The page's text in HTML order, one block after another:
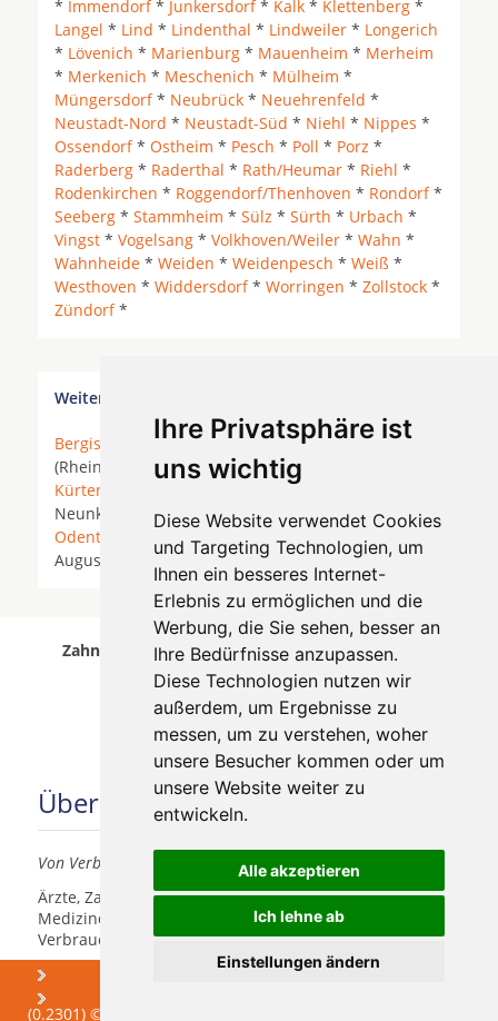
Ihre Privatsphäre ist
uns wichtig
Diese Website verwendet Cookies
und Targeting Technologien, um
Ihnen ein besseres Internet-
Erlebnis zu ermöglichen und die
Werbung, die Sie sehen, besser an
Ihre Bedürfnisse anzupassen.
Diese Technologien nutzen wir
außerdem, um Ergebnisse zu
messen, um zu verstehen, woher
unsere Besucher kommen oder um
unsere Website weiter zu
entwickeln.
Alle akzeptieren
Ich lehne ab
Einstellungen ändern
* Immendorf* Junkersdorf* Kalk * Klettenberg *
Langel * Lind * Lindenthal * Lindweiler * Longerich
* Lövenich * Marienburg * Mauenheim * Merheim
* Merkenich * Meschenich * Mülheim *
Müngersdorf* Neubrück * Neuehrenfeld *
Neustadt-Nord * Neustadt-Süd * Niehl * Nippes *
Ossendorf* Ostheim * Pesch * Poll * Porz *
Raderberg * Raderthal * Rath/Heumar * Riehl *
Rodenkirchen * Roggendorf/Thenhoven * Rondorf*
Seeberg * Stammheim * Sülz * Sürth * Urbach *
Vingst * Vogelsang * Volkhoven/Weiler * Wahn *
Wahnheide * Weiden * Weidenpesch * Weiß *
Westhoven * Widdersdorf* Worringen * Zollstock *
Zündorf*
Weitere Orte in der Nähe von Köln Worringen
Bergisch Gladbach* Bonn *Bornheim* Bornheim
(Rheinland) * Brühl (Rheinland) *
Kürten
* Lindlar *Lohmar
Neunkirchen-Seelscheid *Neuss*Niederkassel*
Odenthal
Overath * Pulheim * Rösrath
* Sankt
Augustin * Siegburg *Troisdorf*Wesseling*
Zahnärzte für Zahnimplantete in Köln Worringen
wurde am 06 August 2026 aktualisiert.
Über uns
Von Verbrauchern für Verbraucher
Ärzte, Zahnärzte, Akustiker und andere
Medizindienstleister haben hier die Möglichkeit, sich
Verbrauchern vorzustellen.
Praxismarketing
(0.2301) © 2004 - 2026 DEV AG - Alle Rechte vorbehalten